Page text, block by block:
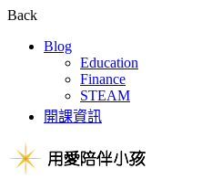
Back
Blog
Education
Finance
STEAM
開課資訊